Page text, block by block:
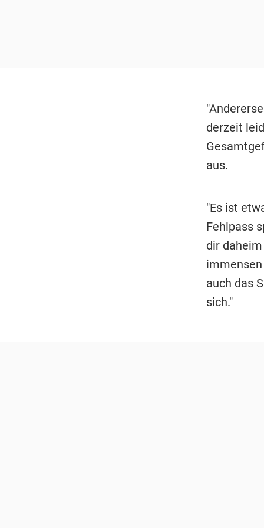
derzeit
aus.
"Es ist
Fehlpass
dir
auch das
sich."